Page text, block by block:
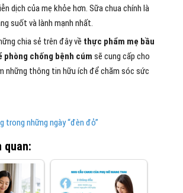
dịch của mẹ khỏe hơn. Sữa chua chính là
suốt và lành mạnh nhất.
chia sẻ trên đây về thực phẩm mẹ bầu
phòng chống bệnh cúm sẽ cung cấp cho
những thông tin hữu ích để chăm sóc sức
trong những ngày “đèn đỏ”
quan: